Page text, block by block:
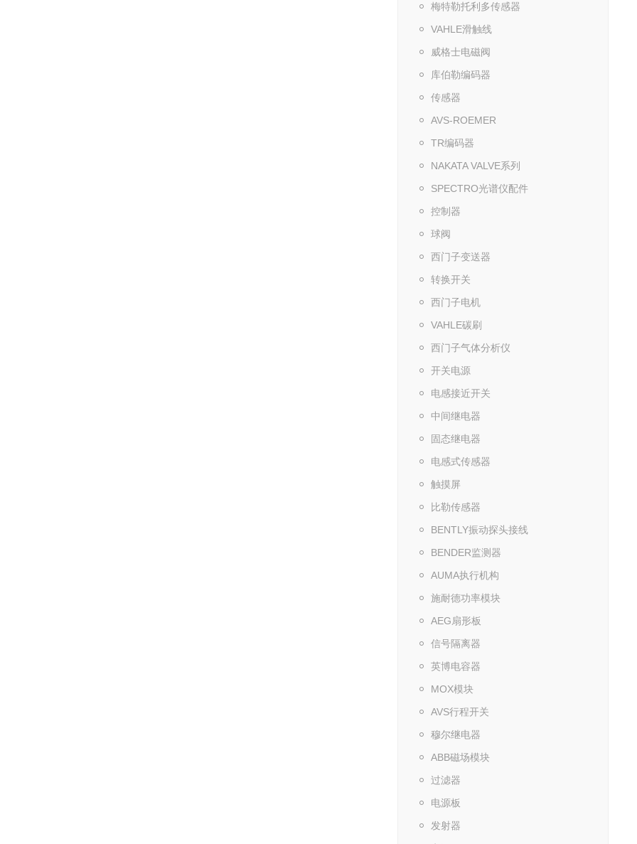
梅特勒托利多传感器
VAHLE滑触线
威格士电磁阀
库伯勒编码器
传感器
AVS-ROEMER
TR编码器
NAKATA VALVE系列
SPECTRO光谱仪配件
控制器
球阀
西门子变送器
转换开关
西门子电机
VAHLE碳刷
西门子气体分析仪
开关电源
电感接近开关
中间继电器
固态继电器
电感式传感器
触摸屏
比勒传感器
BENTLY振动探头接线
BENDER监测器
AUMA执行机构
施耐德功率模块
AEG扇形板
信号隔离器
英博电容器
MOX模块
AVS行程开关
穆尔继电器
ABB磁场模块
过滤器
电源板
发射器